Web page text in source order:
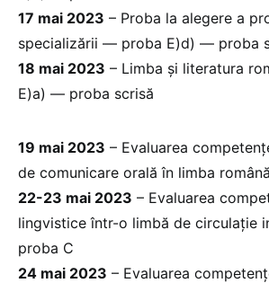
17 mai 2023 – Proba la alegere a
specializării — proba E)d) — proba
18 mai 2023 – Limba și literatura
E)a) — proba scrisă
19 mai 2023 – Evaluarea
de comunicare orală în limba
22-23 mai 2023 – Evaluarea
lingvistice într-o limbă de circulație
proba C
24 mai 2023 – Evaluarea